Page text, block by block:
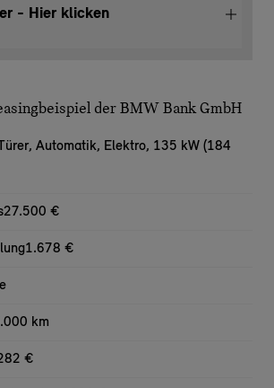
- Hier klicken
der BMW Bank GmbH
Automatik, Elektro, 135 kW (184
27.500 €
1.678 €
km
€